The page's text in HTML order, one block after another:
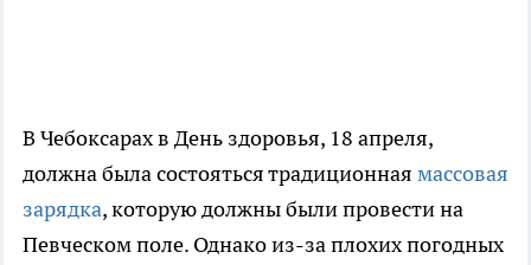
В Чебоксарах в День здоровья, 18 апреля,
должна была состояться традиционная массовая
зарядка, которую должны были провести на
Певческом поле. Однако из-за плохих погодных